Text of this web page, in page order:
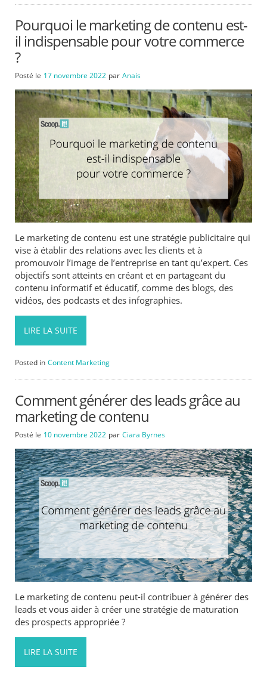
Pourquoi le marketing de contenu est-
il indispensable pour votre commerce
?
Posté le 17 novembre 2022 par Anais
Le marketing de contenu est une stratégie publicitaire qui
vise à établir des relations avec les clients et à
promouvoir l’image de l’entreprise en tant qu’expert. Ces
objectifs sont atteints en créant et en partageant du
contenu informatif et éducatif, comme des blogs, des
vidéos, des podcasts et des infographies.
LIRE LA SUITE
Posted in Content Marketing
Comment générer des leads grâce au
marketing de contenu
Posté le 10 novembre 2022 par Ciara Byrnes
Le marketing de contenu peut-il contribuer à générer des
leads et vous aider à créer une stratégie de maturation
des prospects appropriée ?
LIRE LA SUITE